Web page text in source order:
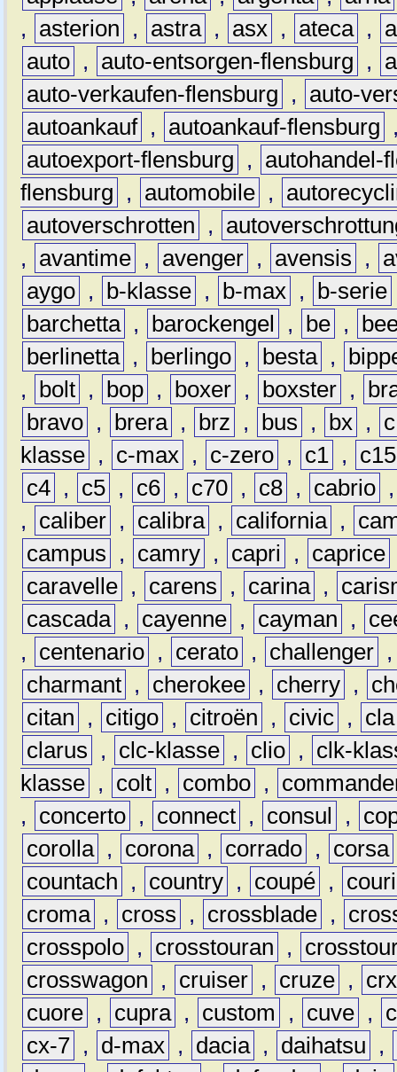
,
asterion , astra , asx , ateca ,
auto , auto-entsorgen-flensburg ,
auto-verkaufen-flensburg
,
auto-
autoankauf , autoankauf-flensburg
autoexport-flensburg
,
autohandel-
flensburg
, automobile ,
autoverschrotten
,
,
avantime , avenger , avensis ,
aygo , b-klasse , b-max , b-serie
barchetta , barockengel , be ,
berlinetta , berlingo , besta ,
,
bolt , bop , boxer , boxster ,
bravo , brera , brz , bus , bx ,
c
klasse , c-max , c-zero , c1 ,
c15
c4 , c5 , c6 , c70 , c8 , cabrio
,
caliber , calibra , california ,
campus
, camry , capri , caprice
caravelle , carens , carina ,
cascada , cayenne , cayman ,
,
centenario , cerato , challenger
charmant , cherokee , cherry ,
citan
, citigo , citroën , civic ,
cla
clarus
, clc-klasse , clio ,
clk-
klasse , colt , combo ,
,
concerto , connect , consul ,
corolla , corona , corrado , corsa
countach
, country , coupé ,
croma , cross , crossblade ,
crosspolo , crosstouran ,
crosswagon
, cruiser , cruze ,
crx
cuore , cupra , custom , cuve ,
cx-7 , d-max , dacia , daihatsu
,